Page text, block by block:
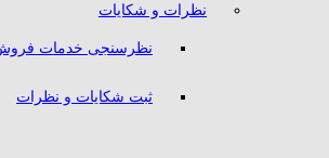
نظرات و شکایات
نظرسنجی خدمات
ثبت شکایات و نظرات